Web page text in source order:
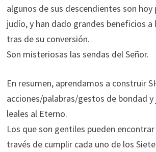
algunos de sus descendientes son
judío, y han dado grandes beneficios a
tras de su conversión.
Son misteriosas las sendas del Señor.
En resumen, aprendamos a construir
acciones/palabras/gestos de bondad
leales al Eterno.
Los que son gentiles pueden
través de cumplir cada uno de los